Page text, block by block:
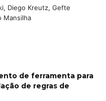
Diego Kreutz, Gefte
Mansilha
de ferramenta para
de regras de